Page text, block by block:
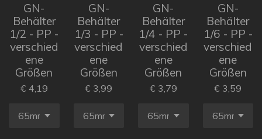
GN-
Behälter
1/2 - PP -
verschied
ene
Größen
€ 4,19
GN-
Behälter
1/3 - PP -
verschied
ene
Größen
€ 3,99
GN-
Behälter
1/4 - PP -
verschied
ene
Größen
€ 3,79
GN-
Behälter
1/6 - PP -
verschied
ene
Größen
€ 3,59